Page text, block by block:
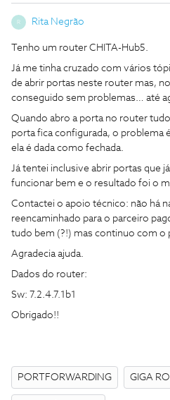
R Rita Negrão
Tenho um router CHITA-Hub5.
Já me tinha cruzado com vários
de abrir portas neste router mas,
conseguido sem problemas… até
Quando abro a porta no router
porta fica configurada, o problema
ela é dada como fechada.
Já tentei inclusive abrir portas que
funcionar bem e o resultado foi o
Contactei o apoio técnico: não há
reencaminhado para o parceiro
tudo bem (?!) mas continuo com o
Agradecia ajuda.
Dados do router:
Sw: 7.2.4.7.1b1
Obrigado!!
PORTFORWARDING GIGA